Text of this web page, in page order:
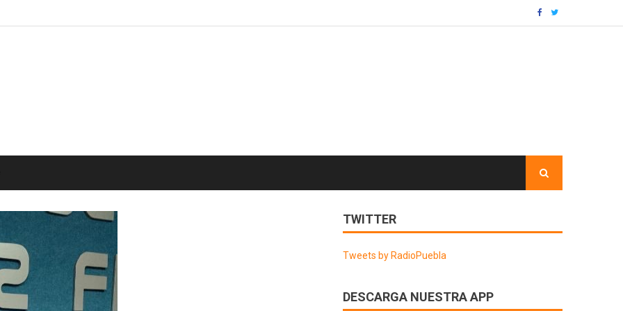
TWITTER
Tweets by RadioPuebla
DESCARGA NUESTRA APP